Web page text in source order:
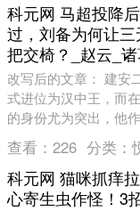
科元网 马超投降
过，刘备为何让
把交椅？_赵云_
改写后的文章： 建安
式进位为汉中王，而
的身份尤为突出，他
侯”领衔了这份劝进表
将军长史许靖....
查看： 226 分类：
科元网 猫咪抓痒
心寄生虫作怪！3